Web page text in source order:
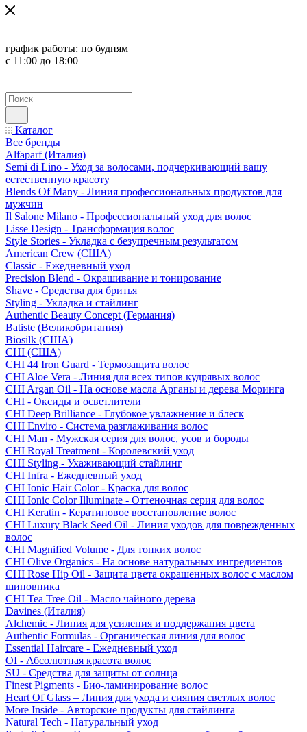
график работы: по будням
с 11:00 до 18:00
Каталог
Все бренды
Alfaparf (Италия)
Semi di Lino - Уход за волосами, подчеркивающий вашу
естественную красоту
Blends Of Many - Линия профессиональных продуктов для
мужчин
Il Salone Milano - Профессиональный уход для волос
Lisse Design - Трансформация волос
Style Stories - Укладка с безупречным результатом
American Crew (США)
Classic - Ежедневный уход
Precision Blend - Окрашивание и тонирование
Shave - Средства для бритья
Styling - Укладка и стайлинг
Authentic Beauty Concept (Германия)
Batiste (Великобритания)
Biosilk (США)
CHI (США)
CHI 44 Iron Guard - Термозащита волос
CHI Aloe Vera - Линия для всех типов кудрявых волос
CHI Argan Oil - На основе масла Арганы и дерева Моринга
CHI - Оксиды и осветлители
CHI Deep Brilliance - Глубокое увлажнение и блеск
CHI Enviro - Система разглаживания волос
CHI Man - Мужская серия для волос, усов и бороды
CHI Royal Treatment - Королевский уход
CHI Styling - Ухаживающий стайлинг
CHI Infra - Ежедневный уход
CHI Ionic Hair Color - Краска для волос
CHI Ionic Color Illuminate - Оттеночная серия для волос
CHI Keratin - Кератиновое восстановление волос
CHI Luxury Black Seed Oil - Линия уходов для поврежденных
волос
CHI Magnified Volume - Для тонких волос
CHI Olive Organics - На основе натуральных ингредиентов
CHI Rose Hip Oil - Защита цвета окрашенных волос с маслом
шиповника
CHI Tea Tree Oil - Масло чайного дерева
Davines (Италия)
Alchemic - Линия для усиления и поддержания цвета
Authentic Formulas - Органическая линия для волос
Essential Haircare - Eжедневный уход
OI - Абсолютная красота волос
SU - Средства для защиты от солнца
Finest Pigments - Био-ламинирование волос
Heart Of Glass – Линия для ухода и сияния светлых волос
More Inside - Авторские продукты для стайлинга
Natural Tech - Натуральный уход